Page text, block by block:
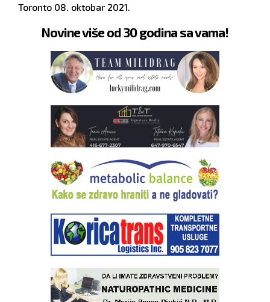
Toronto 08. oktobar 2021.
Novine više od 30 godina sa vama!